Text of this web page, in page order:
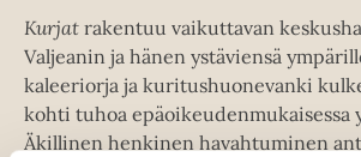
Kurjat rakentuu vaiku­ttavan
Valjeanin ja hänen ystäviensä
kaleeriorja ja kuritushuonevanki
kohti tuhoa epäoikeudenmukaisessa
Äkillinen henkinen havahtuminen